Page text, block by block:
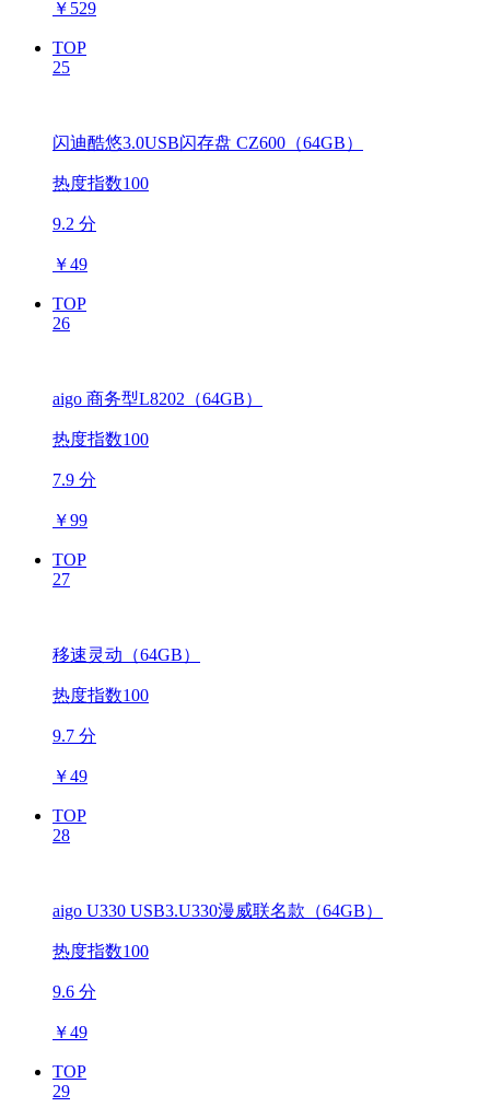
￥ 529
TOP
25
闪迪酷悠3.0USB闪存盘 CZ600（64GB）
热度指数100
9.2 分
￥49
TOP
26
aigo 商务型L8202（64GB）
热度指数100
7.9 分
￥99
TOP
27
移速灵动（64GB）
热度指数100
9.7 分
￥49
TOP
28
aigo U330 USB3.U330漫威联名款（64GB）
热度指数100
9.6 分
￥49
TOP
29